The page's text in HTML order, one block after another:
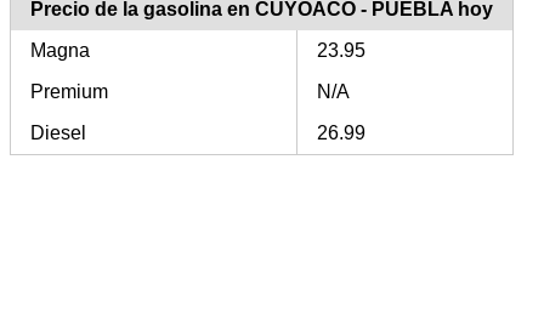
Precio de la gasolina en CUYOACO - PUEBLA hoy
Magna
23.95
Premium
N/A
Diesel
26.99